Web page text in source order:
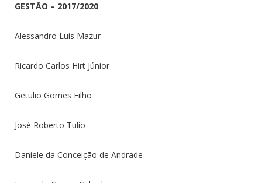
GESTÃO – 2017/2020
Alessandro Luis Mazur
Ricardo Carlos Hirt Júnior
Getulio Gomes Filho
José Roberto Tulio
Daniele da Conceição de Andrade